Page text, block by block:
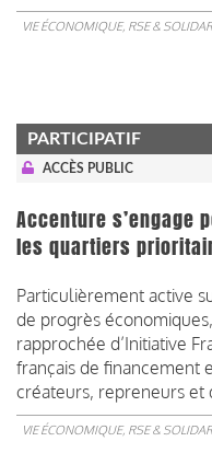
VIE ÉCONOMIQUE, RSE &
PARTICIPATIF
ACCÈS PUBLIC
Accenture s’engage
les quartiers
Particulièrement active
de progrès
rapprochée d’Initiative
français de financement
créateurs, repreneurs et
VIE ÉCONOMIQUE, RSE &